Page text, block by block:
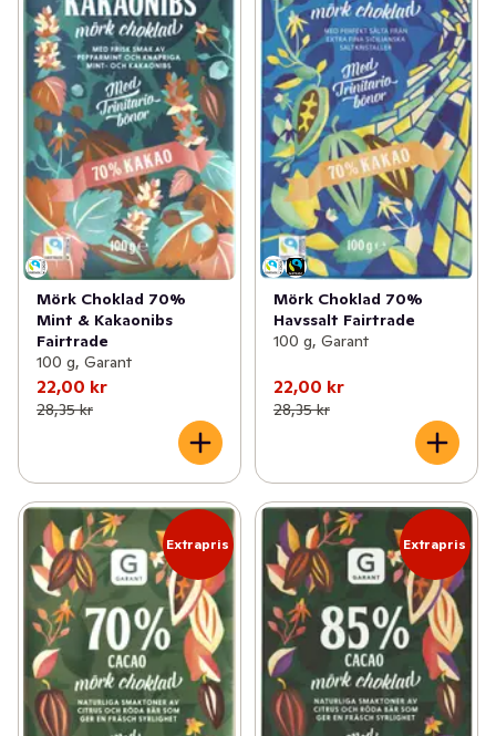
Mörk Choklad 70%
Mint & Kakaonibs
Fairtrade
100 g, Garant
22,00 kr
28,35 kr
Mörk Choklad 70%
Havssalt Fairtrade
100 g, Garant
22,00 kr
28,35 kr
Extrapris Extrapris